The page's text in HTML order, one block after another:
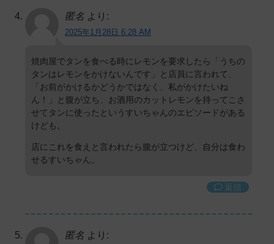
匿名 より:
2025年1月28日 6:28 AM
焼肉屋でタンを食べる時にレモンを要求したら「うちの
タンはレモンをかけないんです」と店員に言われて、
「お前がかけるかどうかではなく、私がかけたいね
ん！」と腹が立ち、お酒用のカットレモンを持ってこさ
せてタンに使ったというすいちゃんのエピソードがある
けども。
店にこれを食えと言われたら腹が立つけど、自分は食わ
せるすいちゃん。
返信
匿名 より: